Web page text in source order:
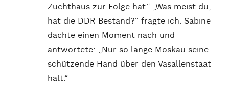
Zuchthaus zur Folge hat.“ „Was meist du,
hat die DDR Bestand?“ fragte ich. Sabine
dachte einen Moment nach und
antwortete: „Nur so lange Moskau seine
schützende Hand über den Vasallenstaat
hält.“